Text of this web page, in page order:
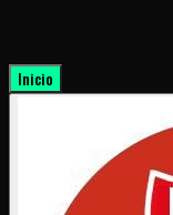
Inicio